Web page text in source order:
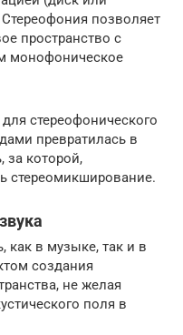
позволяет
пространство с
монофоническое
стереофонического
превратилась в
за которой,
стереомикширование.
как в музыке, так и в
создания
не желая
поля в